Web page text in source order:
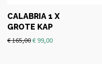
CALABRIA 1 X
GROTE KAP
€165,00€99,00